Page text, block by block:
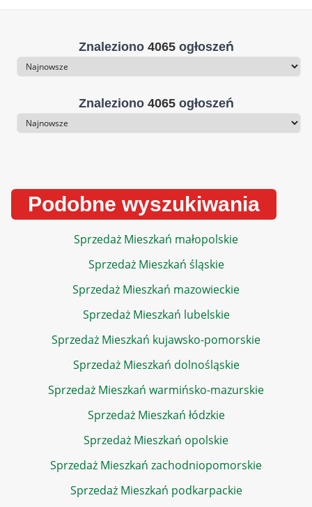
Znaleziono 4065ogłoszeń
Sortowanie
Znaleziono 4065ogłoszeń
Sortowanie
Podobne wyszukiwania
Sprzedaż Mieszkań małopolskie
Sprzedaż Mieszkań śląskie
Sprzedaż Mieszkań mazowieckie
Sprzedaż Mieszkań lubelskie
Sprzedaż Mieszkań kujawsko-pomorskie
Sprzedaż Mieszkań dolnośląskie
Sprzedaż Mieszkań warmińsko-mazurskie
Sprzedaż Mieszkań łódzkie
Sprzedaż Mieszkań opolskie
Sprzedaż Mieszkań zachodniopomorskie
Sprzedaż Mieszkań podkarpackie